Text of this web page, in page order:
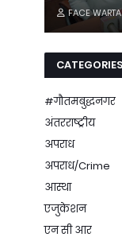
FACE
CATEGORIES
#गौतमबुद्धनगर
अंतरराष्ट्रीय
अपराध
अपराध/Crime
आस्था
एजुकेशन
एन सी आर